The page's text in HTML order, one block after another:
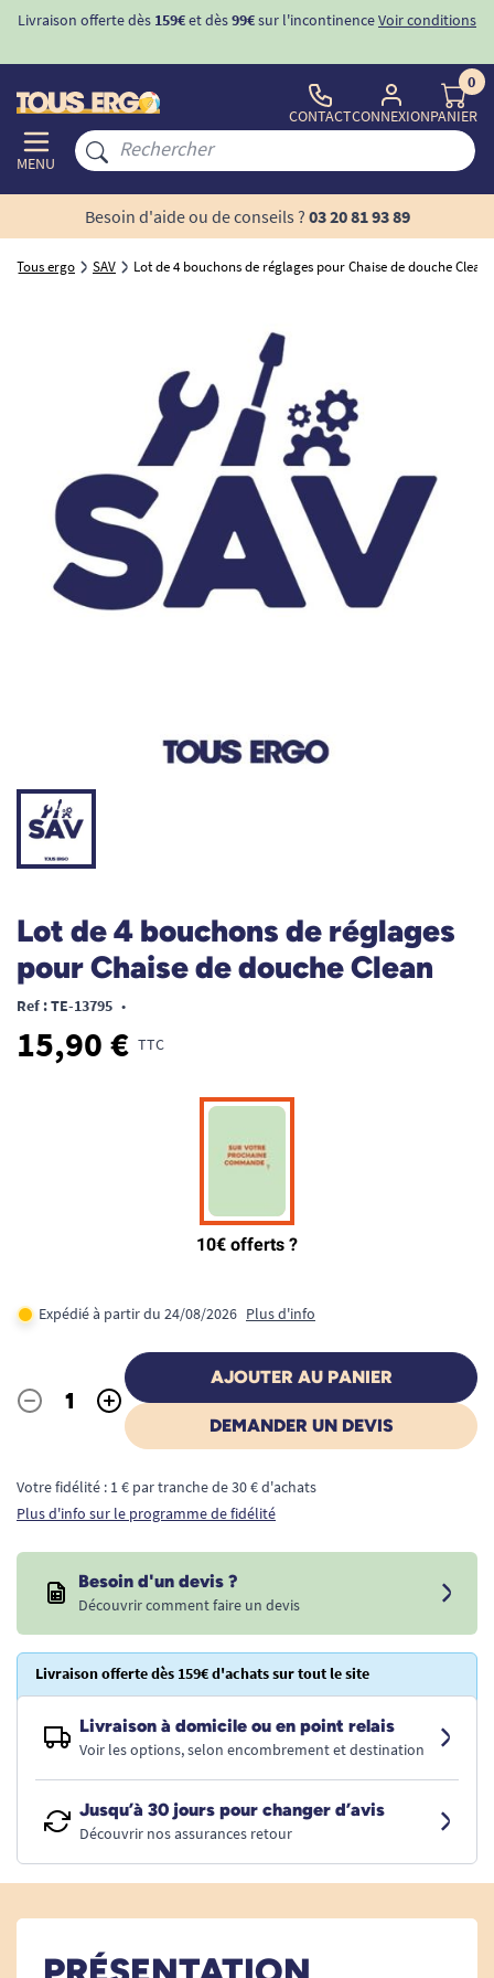
Livraison offerte dès 159€et dès99€sur l'incontinenceVoir conditions
MENU
CONTACTCONNEXION
0
PANIER
Besoin d'aide ou de conseils ? 03 20 81 93 89
Tous ergo SAV Lot de 4 bouchons de réglages pour Chaise de douche Clean
Lot de 4 bouchons de réglages
pour Chaise de douche Clean
Ref : TE-13795 •
15,90 € TTC
Expédié à partir du 24/08/2026 Plus d'info
Quantité
- +
AJOUTER AU PANIER
DEMANDER UN DEVIS
Votre fidélité : 1 € par tranche de 30 € d'achats
Plus d'info sur le programme de fidélité
Besoin d'un devis ?
Découvrir comment faire un devis
Livraison offerte dès 159€ d'achats sur tout le site
Livraison à domicile ou en point relais
Voir les options, selon encombrement et destination
Jusqu’à 30 jours pour changer d’avis
Découvrir nos assurances retour